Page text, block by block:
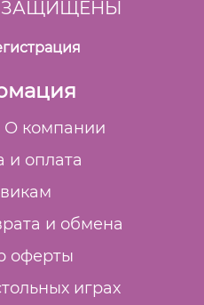
ЗАЩИЩЕНЫ
О компании
и оплата
и обмена
оферты
играх